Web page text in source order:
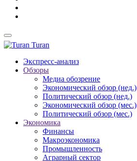
Turan
Экспресс-анализ
Обзоры
Медиа обозрение
Экономический обзор (нед.)
Политический обзор (нед.)
Экономический обзор (мес.)
Политический обзор (мес.)
Экономика
Финансы
Макроэкономика
Промышленность
Аграрный сектор